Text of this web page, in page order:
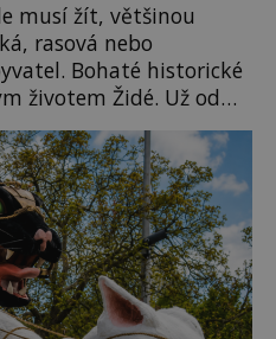
musí žít, většinou
rasová nebo
Bohaté historické
životem Židé. Už od
chvíli nuceni v
patří i římské
Pokud jde o vztah
chlubit. […]